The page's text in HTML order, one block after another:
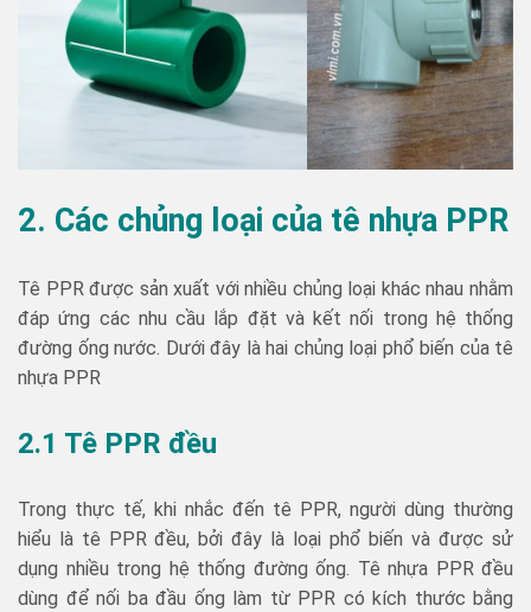
2. Các chủng loại của tê nhựa PPR
Tê PPR được sản xuất với nhiều chủng loại khác nhau nhằm
đáp ứng các nhu cầu lắp đặt và kết nối trong hệ thống
đường ống nước. Dưới đây là hai chủng loại phổ biến của tê
nhựa PPR
2.1 Tê PPR đều
Trong thực tế, khi nhắc đến tê PPR, người dùng thường
hiểu là tê PPR đều, bởi đây là loại phổ biến và được sử
dụng nhiều trong hệ thống đường ống. Tê nhựa PPR đều
dùng để nối ba đầu ống làm từ PPR có kích thước bằng